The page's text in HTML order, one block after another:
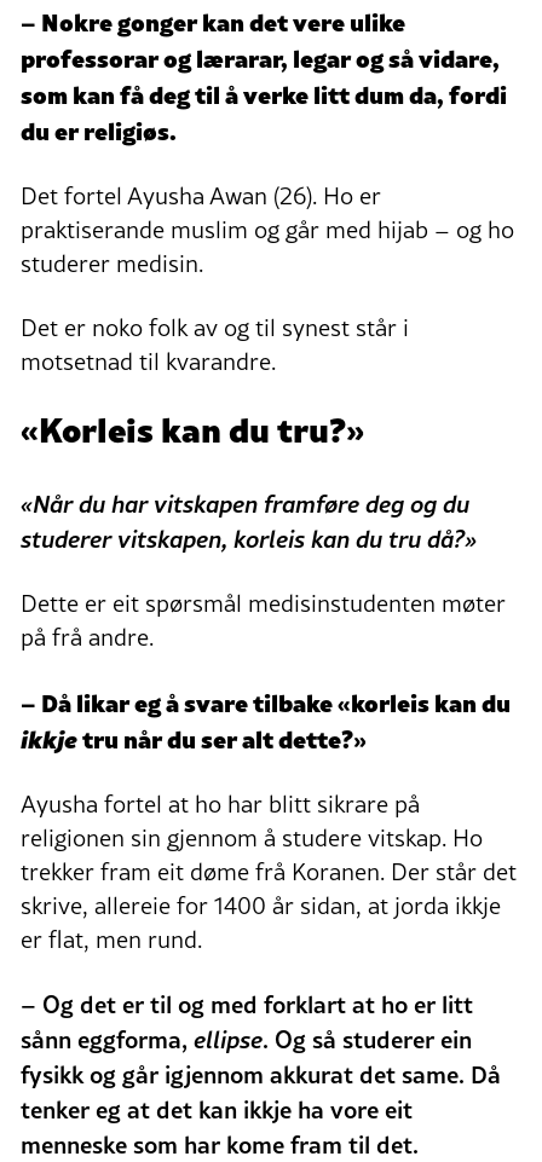
– Nokre gonger kan det vere ulike
professorar og lærarar, legar og så vidare,
som kan få deg til å verke litt dum da, fordi
du er religiøs.
Det fortel Ayusha Awan (26). Ho er
praktiserande muslim og går med hijab – og ho
studerer medisin.
Det er noko folk av og til synest står i
motsetnad til kvarandre.
«Korleis kan du tru?»
«Når du har vitskapen framføre deg og du
studerer vitskapen, korleis kan du tru då?»
Dette er eit spørsmål medisinstudenten møter
på frå andre.
– Då likar eg å svare tilbake «korleis kan du
ikkjetru når du ser alt dette?»
Ayusha fortel at ho har blitt sikrare på
religionen sin gjennom å studere vitskap. Ho
trekker fram eit døme frå Koranen. Der står det
skrive, allereie for 1400 år sidan, at jorda ikkje
er flat, men rund.
– Og det er til og med forklart at ho er litt
sånn eggforma, ellipse. Og så studerer ein
fysikk og går igjennom akkurat det same. Då
tenker eg at det kan ikkje ha vore eit
menneske som har kome fram til det.